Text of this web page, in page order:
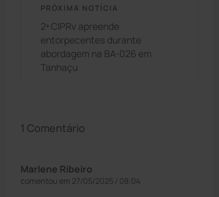
PRÓXIMA NOTÍCIA
2ª CIPRv apreende
entorpecentes durante
abordagem na BA-026 em
Tanhaçu
1 Comentário
Marlene Ribeiro
comentou em 27/05/2025 / 08:04